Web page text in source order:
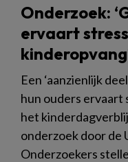
Onderzoek:
ervaart
Een ‘aanzienlijk
hun ouders ervaart
het
onderzoek door de
Onderzoekers